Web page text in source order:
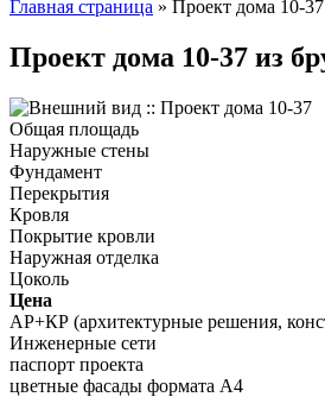
Главная страница » Проект дома 10-
Проект дома 10-37 из
Общая площадь
Наружные стены
Фундамент
Перекрытия
Кровля
Покрытие кровли
Наружная отделка
Цоколь
Цена
АР+КР (архитектурные решения,
Инженерные сети
паспорт проекта
цветные фасады формата А4